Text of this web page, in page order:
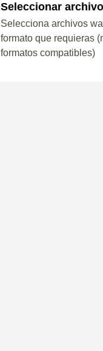
Seleccionar
Selecciona archivos
formato que requieras
formatos compatibles)